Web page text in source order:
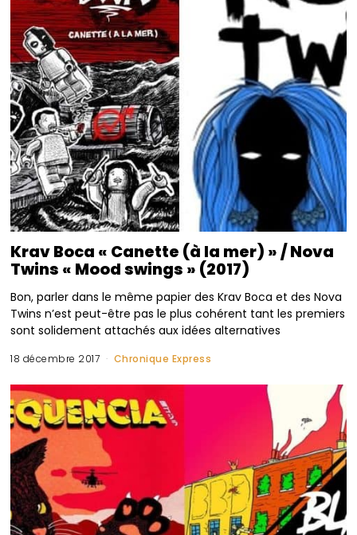
Krav Boca « Canette (à la mer) » / Nova
Twins « Mood swings » (2017)
Bon, parler dans le même papier des Krav Boca et des Nova
Twins n’est peut-être pas le plus cohérent tant les premiers
sont solidement attachés aux idées alternatives
18 décembre 2017 Chronique Express